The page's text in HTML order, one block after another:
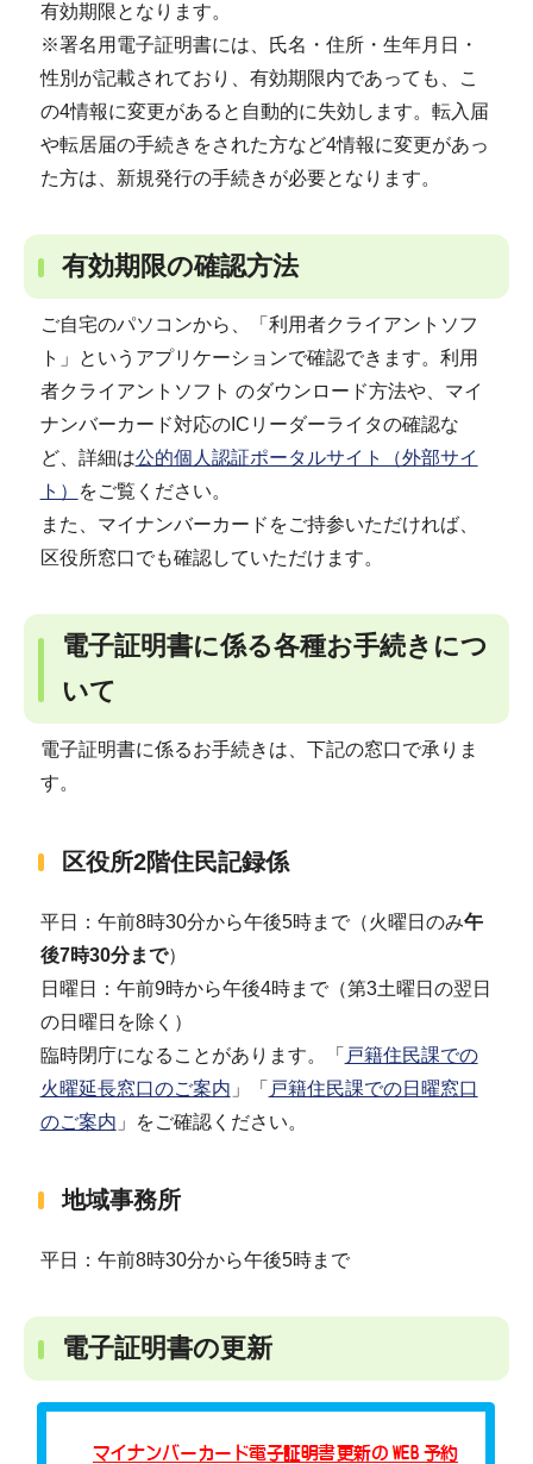
有効期限となります。
※署名用電子証明書には、氏名・住所・生年月日・
性別が記載されており、有効期限内であっても、こ
の4情報に変更があると自動的に失効します。転入届
や転居届の手続きをされた方など4情報に変更があっ
た方は、新規発行の手続きが必要となります。
有効期限の確認方法
ご自宅のパソコンから、「利用者クライアントソフ
ト」というアプリケーションで確認できます。利用
者クライアントソフト のダウンロード方法や、マイ
ナンバーカード対応のICリーダーライタの確認な
ど、詳細は公的個人認証ポータルサイト（外部サイ
ト）
をご覧ください。
また、マイナンバーカードをご持参いただければ、
区役所窓口でも確認していただけます。
電子証明書に係る各種お手続きにつ
いて
電子証明書に係るお手続きは、下記の窓口で承りま
す。
区役所2階住民記録係
平日：午前8時30分から午後5時まで（火曜日のみ午
後7時30分まで）
日曜日：午前9時から午後4時まで（第3土曜日の翌日
の日曜日を除く）
臨時閉庁になることがあります。「 戸籍住民課での
火曜延長窓口のご案内 」「 戸籍住民課での日曜窓口
のご案内 」をご確認ください。
地域事務所
平日：午前8時30分から午後5時まで
電子証明書の更新